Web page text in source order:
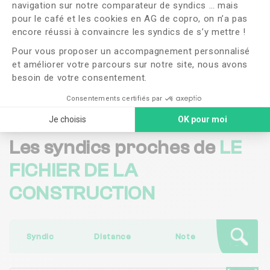
navigation sur notre comparateur de syndics … mais
pour le café et les cookies en AG de copro, on n’a pas
encore réussi à convaincre les syndics de s’y mettre !
Pour vous proposer un accompagnement personnalisé
et améliorer votre parcours sur notre site, nous avons
besoin de votre consentement.
Consentements certifiés par
Je choisis OK pour moi
Axeptio consent
OUI NON
et la
politique de
confidentialité
Me faire rappeler
Les syndics proches de LE
FICHIER DE LA
CONSTRUCTION
Syndic Distance Note